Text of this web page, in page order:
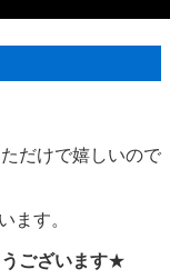
だけで嬉しいので
ます。
ございます★